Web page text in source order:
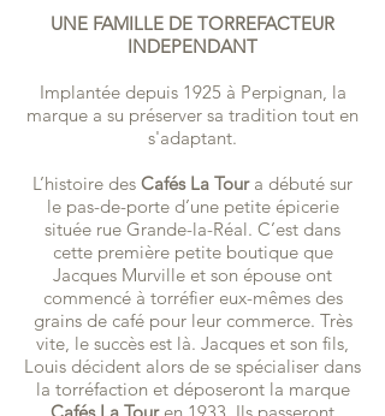
UNE FAMILLE DE TORREFACTEUR
INDEPENDANT
Implantée depuis 1925 à Perpignan, la
marque a su préserver sa tradition tout en
s'adaptant.
L’histoire des Cafés La Toura débuté sur
le pas-de-porte d’une petite épicerie
située rue Grande-la-Réal. C’est dans
cette première petite boutique que
Jacques Murville et son épouse ont
commencé à torréfier eux-mêmes des
grains de café pour leur commerce. Très
vite, le succès est là. Jacques et son fils,
Louis décident alors de se spécialiser dans
la torréfaction et déposeront la marque